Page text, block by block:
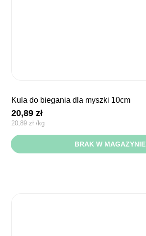
kula do biegania dla myszki 10cm
20,89zł
20,89zł /kg
BRAK W MAGAZYNIE